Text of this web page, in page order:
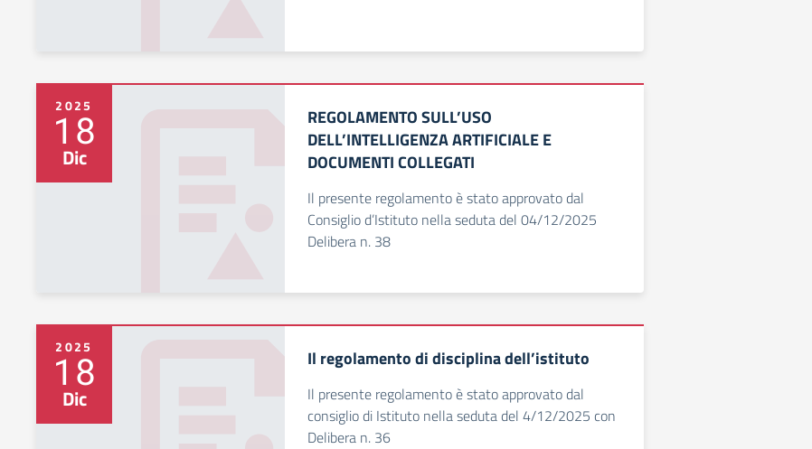
2025
18
Dic
REGOLAMENTO SULL’USO
DELL’INTELLIGENZA ARTIFICIALE E
DOCUMENTI COLLEGATI
Il presente regolamento è stato approvato dal
Consiglio d’Istituto nella seduta del 04/12/2025
Delibera n. 38
2025
18
Dic
Il regolamento di disciplina dell’istituto
Il presente regolamento è stato approvato dal
consiglio di Istituto nella seduta del 4/12/2025 con
Delibera n. 36